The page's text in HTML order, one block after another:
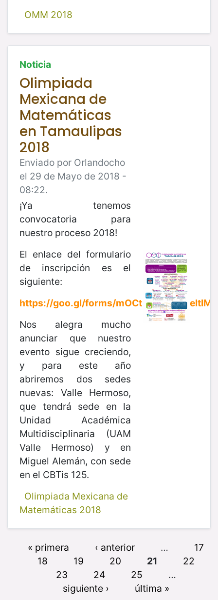
OMM 2018
Noticia
Olimpiada
Mexicana de
Matemáticas
en Tamaulipas
2018
Enviado por Orlandocho
el 29 de Mayo de 2018 -
08:22.
¡Ya tenemos
convocatoria para
nuestro proceso 2018!
El enlace del formulario
de inscripción es el
siguiente:
https://goo.gl/forms/mOCtzD6wHGGeltIM2
Nos alegra mucho
anunciar que nuestro
evento sigue creciendo,
y para este año
abriremos dos sedes
nuevas: Valle Hermoso,
que tendrá sede en la
Unidad Académica
Multidisciplinaria (UAM
Valle Hermoso) y en
Miguel Alemán, con sede
en el CBTis 125.
Olimpiada Mexicana de
Matemáticas 2018
« primera ‹ anterior …
17
18
19 20 21
22
23
24 25
…
siguiente ›
última »